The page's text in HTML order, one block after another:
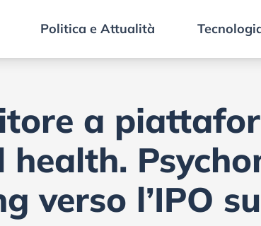
Politica e Attualità
a
verso l’IPO